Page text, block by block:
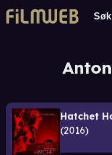
Hatchet
2016